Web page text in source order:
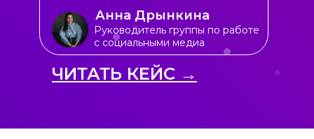
ЧИТАТЬ КЕЙС →
Анна Дрынкина
Руководитель группы по работе
с социальными медиа